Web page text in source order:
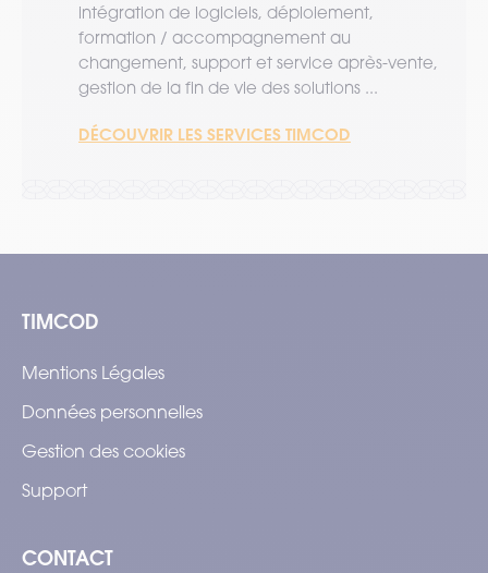
intégration de logiciels, déploiement,
formation / accompagnement au
changement, support et service après-vente,
gestion de la fin de vie des solutions ...
DÉCOUVRIR LES SERVICES TIMCOD
TIMCOD
Mentions Légales
Données personnelles
Gestion des cookies
Support
CONTACT